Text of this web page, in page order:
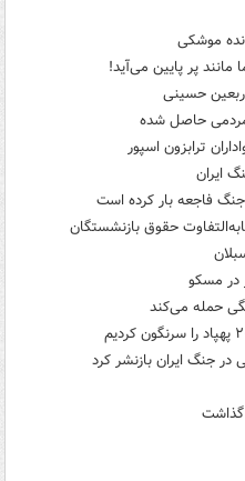
موشکی
پر پایین می‌آید!
حسینی
مردمی حاصل شده
ترابزون اسپور
ایران
جنگ فاجعه بار کرده است
حقوق بازنشستگان
در مسکو
در جنگ ایران بازنشر کرد